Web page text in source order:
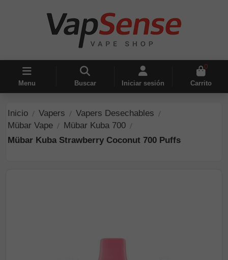
Menu Buscar Iniciar sesión
0
Carrito
Inicio Vapers
Vapers Desechables
Mübar Vape
Mübar Kuba 700
Mübar Kuba Strawberry Coconut 700 Puffs